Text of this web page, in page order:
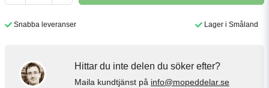
Snabba leveranser Lager i Småland
Hittar du inte delen du söker efter?
Maila kundtjänst på info@mopeddelar.se